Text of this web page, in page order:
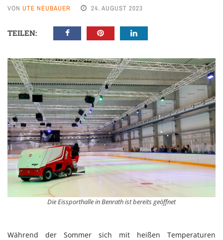
VON UTE NEUBAUER 24. AUGUST 2023
TEILEN:
Die Eissporthalle in Benrath ist bereits geöffnet
Während der Sommer sich mit heißen Temperaturen